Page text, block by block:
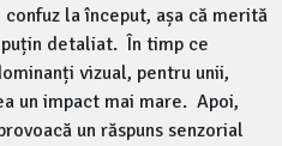
la început, așa că merită
detaliat. În timp ce
vizual, pentru unii,
un impact mai mare. Apoi,
un răspuns senzorial